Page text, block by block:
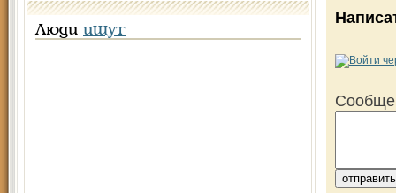
Люди ищут